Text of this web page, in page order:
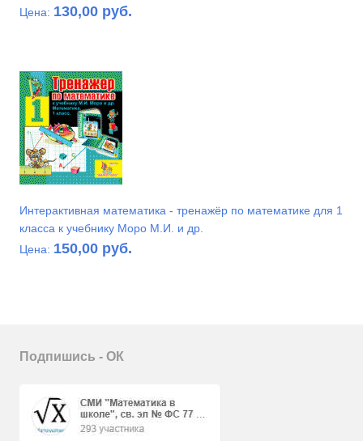
Цена: 130,00 руб.
Интерактивная математика - тренажёр по математике для 1
класса к учебнику Моро М.И. и др.
Цена: 150,00 руб.
Подпишись - ОК